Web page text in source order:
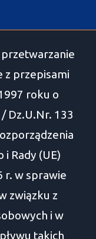
przetwarzanie
z przepisami
roku o
Dz.U.Nr. 133
Rady (UE)
r. w sprawie
związku z
i w
takich